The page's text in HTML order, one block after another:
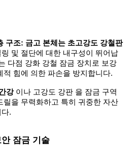
구조: 금고 본체는 초고강도 강철판
및 절단에 대한 내구성이 뛰어납
다점 강화 강철 잠금 장치로 보강
적 힘에 의한 파손을 방지합니다.
강이나 고강도 강판 을 잠금 구역
릴을 무력화하고 특히 귀중한 자산
.
잠금 기술